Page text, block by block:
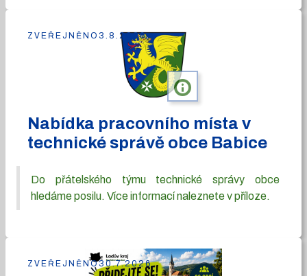
info
Nabídka pracovního místa v
technické správě obce Babice
Do přátelského týmu technické správy obce
hledáme posilu. Více informací naleznete v příloze.
ZVEŘEJNĚNO 3.8.2026
ZVEŘEJNĚNO30.7.2026